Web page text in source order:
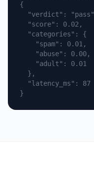
{
"verdict":
  "score": 0.02,
  "categories": {
    "spam": 0.01,
    "abuse": 0.00,
    "adult": 0.01
  },
  "latency_ms": 87
}